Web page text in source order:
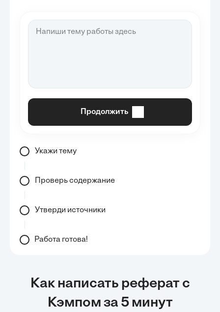
Продолжить
Укажи тему
Проверь содержание
Утверди источники
Работа готова!
Как написать реферат с
Кэмпом за 5 минут